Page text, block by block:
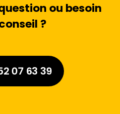
ou besoin
?
07 63 39